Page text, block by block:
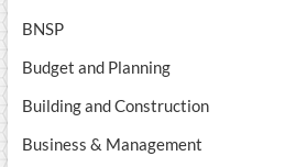
BNSP
Budget and Planning
Building and Construction
Business & Management